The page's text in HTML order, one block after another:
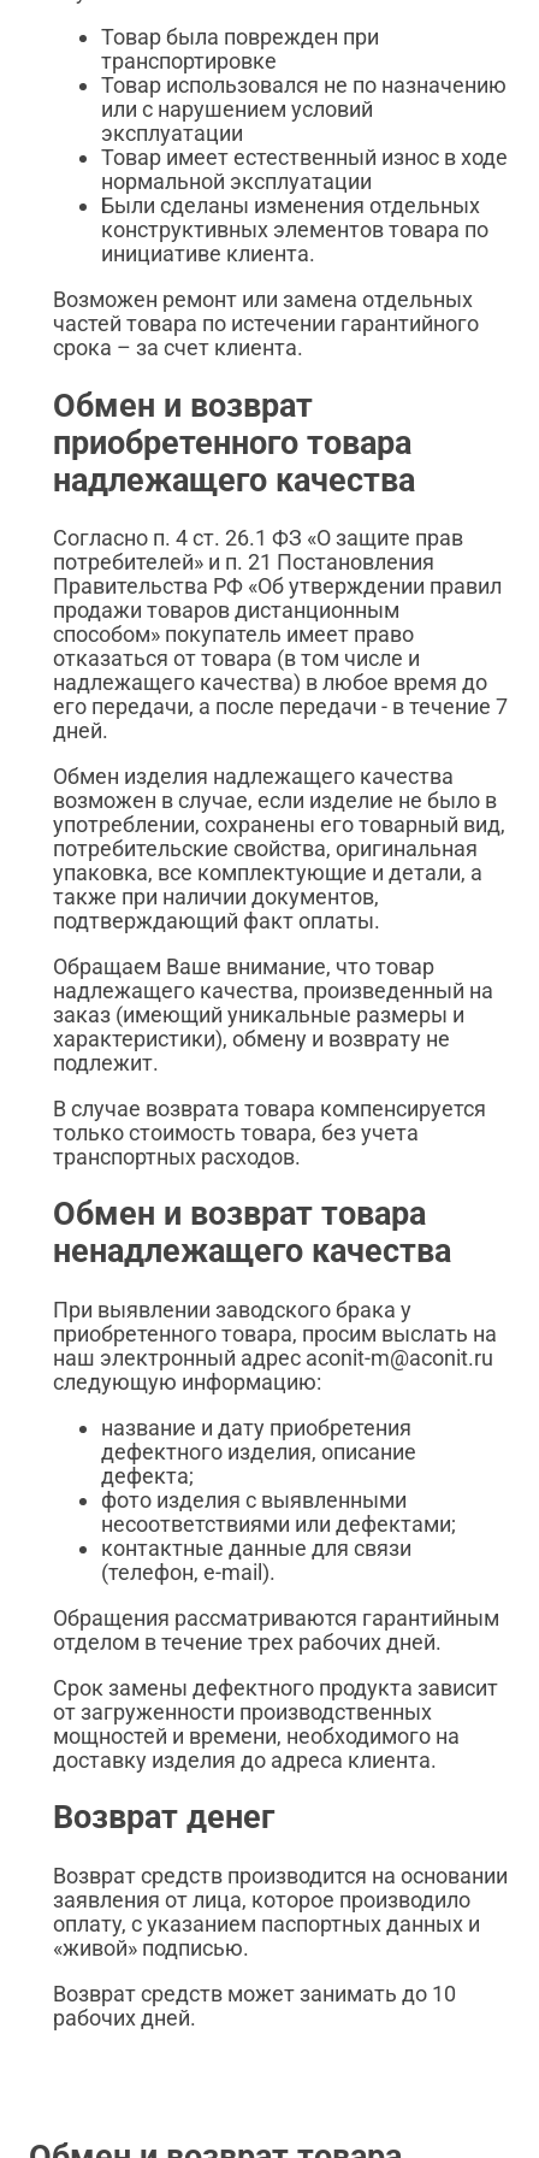
Товар была поврежден при
транспортировке
Товар использовался не по назначению
или с нарушением условий
эксплуатации
Товар имеет естественный износ в ходе
нормальной эксплуатации
Были сделаны изменения отдельных
конструктивных элементов товара по
инициативе клиента.
Возможен ремонт или замена отдельных
частей товара по истечении гарантийного
срока – за счет клиента.
Обмен и возврат
приобретенного товара
надлежащего качества
Согласно п. 4 ст. 26.1 ФЗ «О защите прав
потребителей» и п. 21 Постановления
Правительства РФ «Об утверждении правил
продажи товаров дистанционным
способом» покупатель имеет право
отказаться от товара (в том числе и
надлежащего качества) в любое время до
его передачи, а после передачи - в течение 7
дней.
Обмен изделия надлежащего качества
возможен в случае, если изделие не было в
употреблении, сохранены его товарный вид,
потребительские свойства, оригинальная
упаковка, все комплектующие и детали, а
также при наличии документов,
подтверждающий факт оплаты.
Обращаем Ваше внимание, что товар
надлежащего качества, произведенный на
заказ (имеющий уникальные размеры и
характеристики), обмену и возврату не
подлежит.
В случае возврата товара компенсируется
только стоимость товара, без учета
транспортных расходов.
Обмен и возврат товара
ненадлежащего качества
При выявлении заводского брака у
приобретенного товара, просим выслать на
наш электронный адрес aconit-m@aconit.ru
следующую информацию:
название и дату приобретения
дефектного изделия, описание
дефекта;
фото изделия с выявленными
несоответствиями или дефектами;
контактные данные для связи
(телефон, e-mail).
Обращения рассматриваются гарантийным
отделом в течение трех рабочих дней.
Срок замены дефектного продукта зависит
от загруженности производственных
мощностей и времени, необходимого на
доставку изделия до адреса клиента.
Возврат денег
Возврат средств производится на основании
заявления от лица, которое производило
оплату, с указанием паспортных данных и
«живой» подписью.
Возврат средств может занимать до 10
рабочих дней.